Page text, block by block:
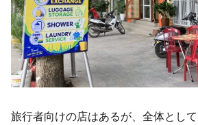
旅行者向けの店はあるが、全体とし